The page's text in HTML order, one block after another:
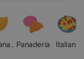
Panadería Italiana